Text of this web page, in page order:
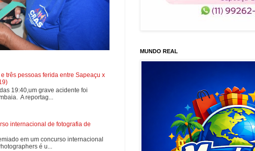
três pessoas ferida entre Sapeaçu x
19:40,um grave acidente foi
A reportag...
internacional de fotografia de
em um concurso internacional
é u...
MUNDO REAL